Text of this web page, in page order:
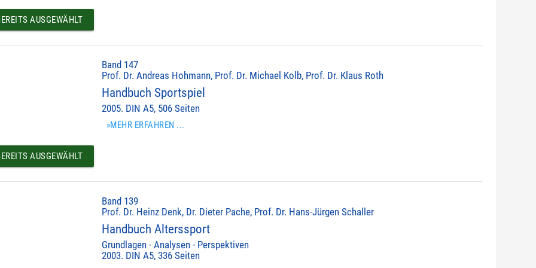
AUSGEWÄHLT
Band 147
Prof. Dr. Andreas Hohmann, Prof. Dr. Michael Kolb, Prof. Dr. Klaus Roth
Handbuch Sportspiel
2005. DIN A5, 506 Seiten
»MEHR ERFAHREN ...
AUSGEWÄHLT
Band 139
Prof. Dr. Heinz Denk, Dr. Dieter Pache, Prof. Dr. Hans-Jürgen Schaller
Handbuch Alterssport
Grundlagen - Analysen - Perspektiven
2003. DIN A5, 336 Seiten